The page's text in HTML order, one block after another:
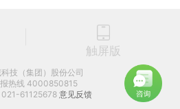
触屏版
科技（集团）股份公司
热线 4000850815
021-61125678 意见反馈